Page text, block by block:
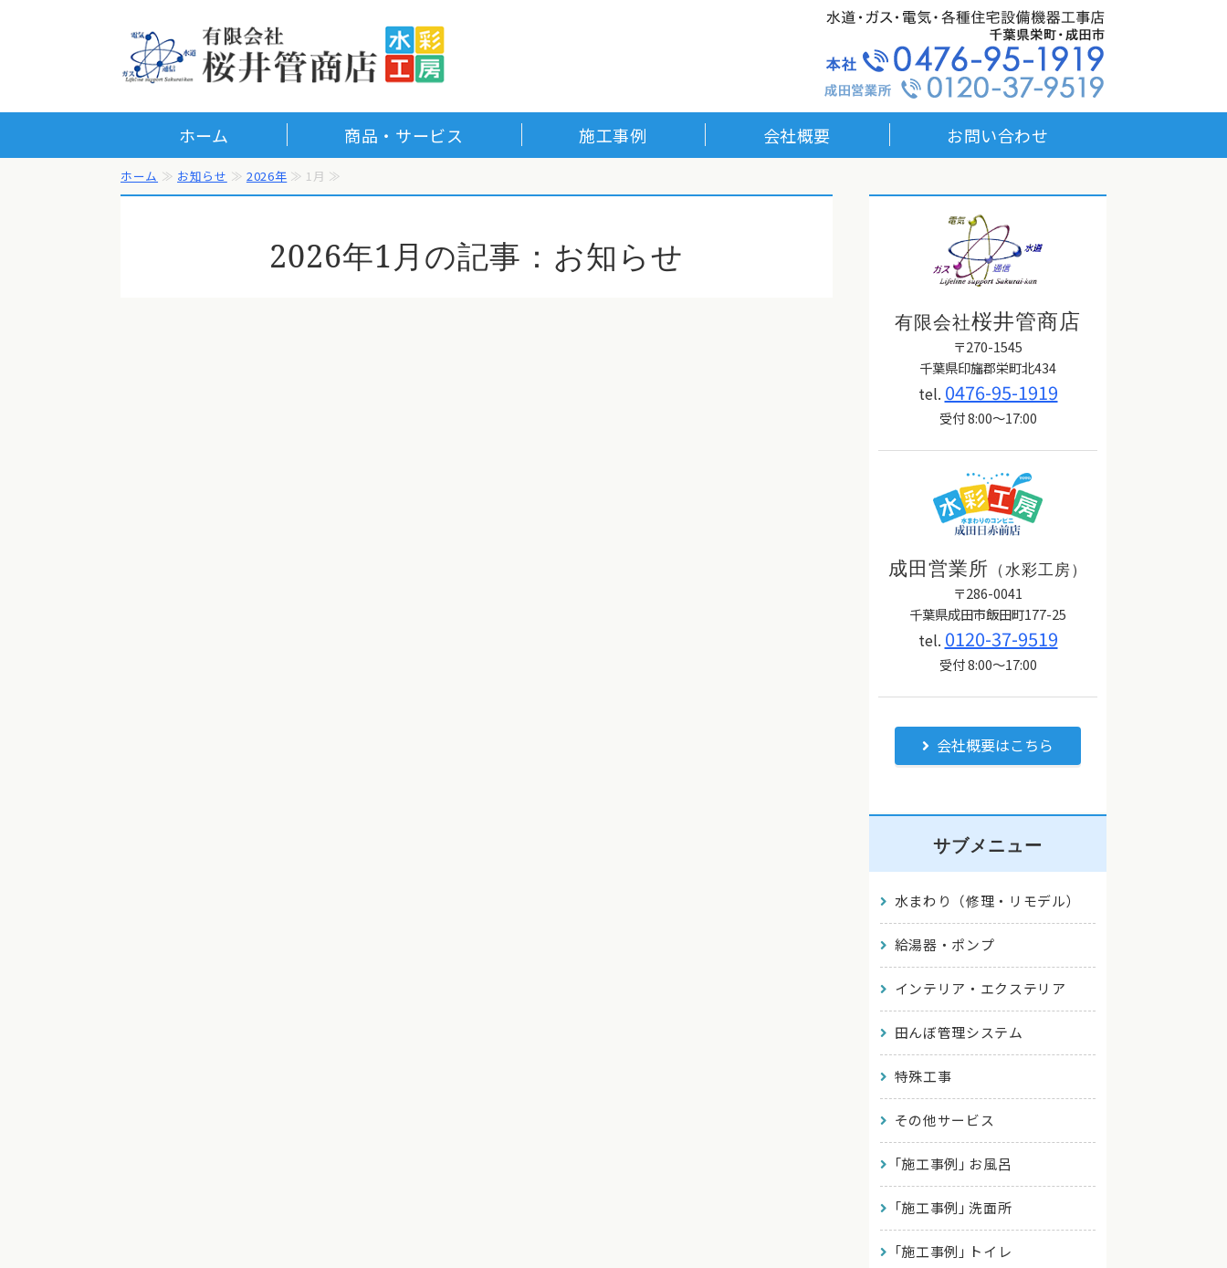
水道・電気・ガス・各種住宅設備機器工事店｜有限会社桜井管商
ホーム 商品・サービス 施工事例 会社概要 お問い合わせ
ホーム ≫ お知らせ ≫ 2026年 ≫ 1月 ≫
2026年1月の記事：お知らせ
有限会社桜井管商店
〒270-1545
千葉県印旛郡栄町北434
tel. 0476-95-1919
受付 8:00～17:00
成田営業所 （水彩工房）
〒286-0041
千葉県成田市飯田町177-25
tel. 0120-37-9519
受付 8:00～17:00
会社概要はこちら
サブメニュー
水まわり（修理・リモデル）
給湯器・ポンプ
インテリア・エクステリア
田んぼ管理システム
特殊工事
その他サービス
｢施工事例｣ お風呂
｢施工事例｣ 洗面所
｢施工事例｣ トイレ